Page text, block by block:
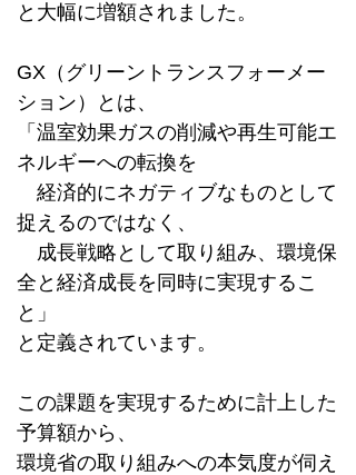
と大幅に増額されました。
GX（グリーントランスフォーメー
ション）とは、
「温室効果ガスの削減や再生可能エ
ネルギーへの転換を
経済的にネガティブなものとして
捉えるのではなく、
成長戦略として取り組み、環境保
全と経済成長を同時に実現するこ
と」
と定義されています。
この課題を実現するために計上した
予算額から、
環境省の取り組みへの本気度が伺え